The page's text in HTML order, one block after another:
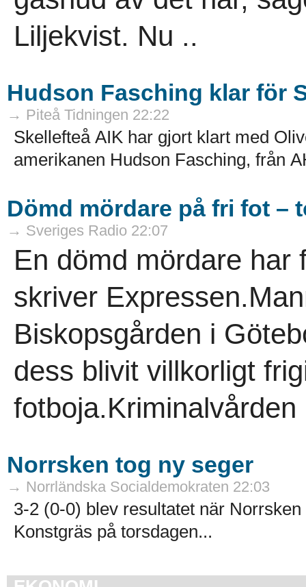
Liljekvist. Nu ..
Hudson Fasching klar för
→ Piteå Tidningen 22:22
Skellefteå AIK har gjort klart med
amerikanen Hudson Fasching, från
Dömd mördare på fri fot –
→ Sveriges Radio 22:07
En dömd mördare har
skriver
Biskopsgården i
dess blivit villkorligt
fotboja.Kriminalvården
Norrsken tog ny seger
→ Norrländska Socialdemokraten 22:03
3-2 (0-0) blev resultatet när
Konstgräs på torsdagen...